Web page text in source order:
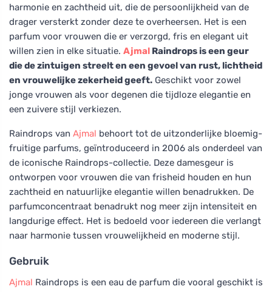
harmonie en zachtheid uit, die de persoonlijkheid van de
drager versterkt zonder deze te overheersen. Het is een
parfum voor vrouwen die er verzorgd, fris en elegant uit
willen zien in elke situatie. Ajmal Raindrops is een geur
die de zintuigen streelt en een gevoel van rust, lichtheid
en vrouwelijke zekerheid geeft. Geschikt voor zowel
jonge vrouwen als voor degenen die tijdloze elegantie en
een zuivere stijl verkiezen.
Raindrops van Ajmal behoort tot de uitzonderlijke bloemig-
fruitige parfums, geïntroduceerd in 2006 als onderdeel van
de iconische Raindrops-collectie. Deze damesgeur is
ontworpen voor vrouwen die van frisheid houden en hun
zachtheid en natuurlijke elegantie willen benadrukken. De
parfumconcentraat benadrukt nog meer zijn intensiteit en
langdurige effect. Het is bedoeld voor iedereen die verlangt
naar harmonie tussen vrouwelijkheid en moderne stijl.
Gebruik
Ajmal Raindrops is een eau de parfum die vooral geschikt is